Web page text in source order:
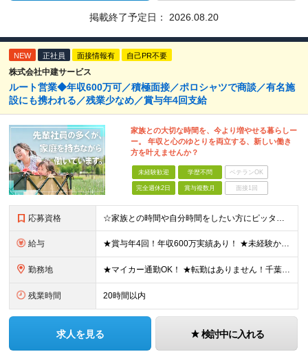
掲載終了予定日： 2026.08.20
NEW 正社員 面接情報有 自己PR不要
株式会社中建サービス
ルート営業◆年収600万可／積極面接／ポロシャツで商談／有名施
設にも携われる／残業少なめ／賞与年4回支給
家族との大切な時間を、今より増やせる暮らしー
ー。 年収と心のゆとりを両立する、新しい働き
方を叶えませんか？
未経験歓迎 学歴不問 ベテランOK
完全週休2日 賞与複数月 面接1回
応募資格 ☆家族との時間や自分時間をしたい方にピッタリの環境です ◆要普通自動車運転免許（AT限定可） ◆学歴不問 ★こんな方にピッタリです！ ・フットワーク軽く行動できる方 ・人の話に素直に耳を傾けられる方
給与 ★賞与年4回！年収600万実績あり！ ★未経験からでも基本給27万円スタートと、安定した収入を得られる環境です！ 月給27万円～29万円＋各種手当＋賞与年2回（＋業績賞与年2回） ※経験・スキルを考
勤務地 ★マイカー通勤OK！ ★転勤はありません！千葉＆大阪で積極採用中！ 【千葉】千葉県白井市富塚1番 【大阪】大阪府堺市堺区南半町東1丁目1番10号 ※(変更の範囲)上記を除く当社関連勤務地
残業時間 20時間以内
求人を見る 検討中に入れる